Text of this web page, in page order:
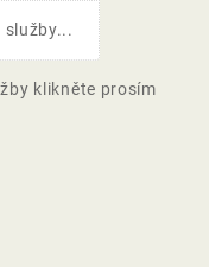
klikněte prosím